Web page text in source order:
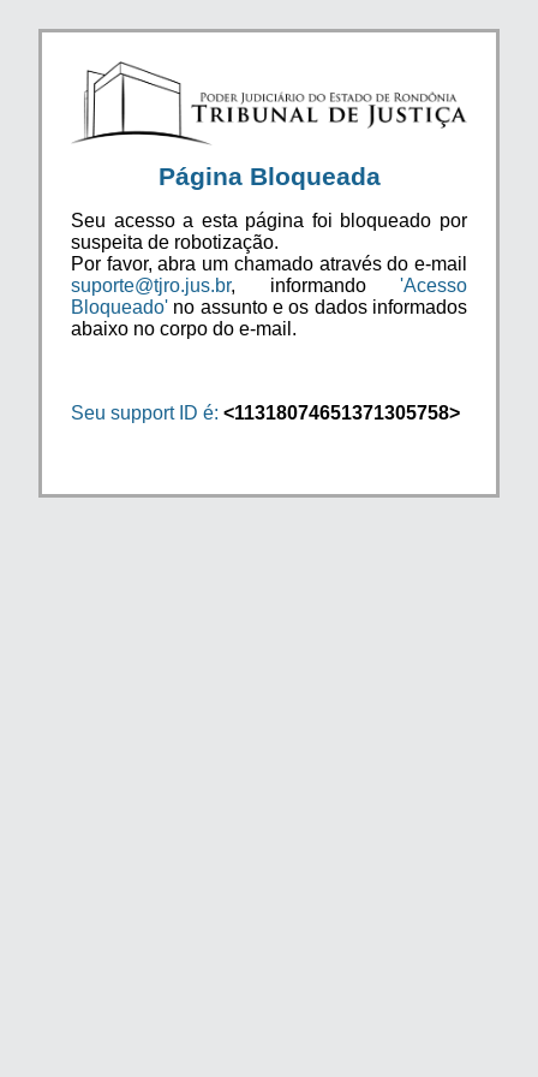
Página Bloqueada
Seu acesso a esta página foi bloqueado por
suspeita de robotização.
Por favor, abra um chamado através do e-mail
suporte@tjro.jus.br, informando 'Acesso
Bloqueado' no assunto e os dados informados
abaixo no corpo do e-mail.
Seu support ID é: <11318074651371305758>